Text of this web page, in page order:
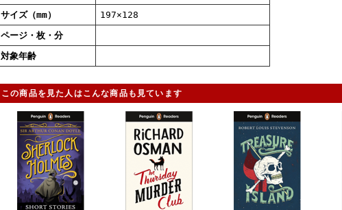
サイズ（mm）
197×128
ページ・枚・分
対象年齢
この商品を見た人はこんな商品も見ています